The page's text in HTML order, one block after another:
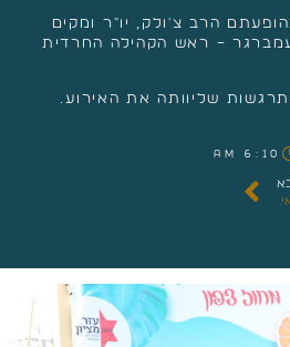
הרב צ'ולק, יו"ר ומקים
– ראש הקהילה החרדית
שליוותה את האירוע.
6:10 am
הפקת ערב אימהות – תיכון לבנות קריית אתא